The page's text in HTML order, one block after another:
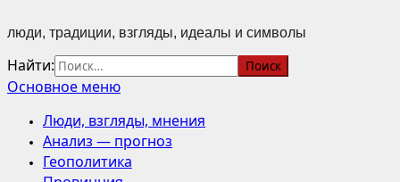
люди, традиции, взгляды, идеалы и символы
Найти:
Основное меню
Люди, взгляды, мнения
Анализ — прогноз
Геополитика